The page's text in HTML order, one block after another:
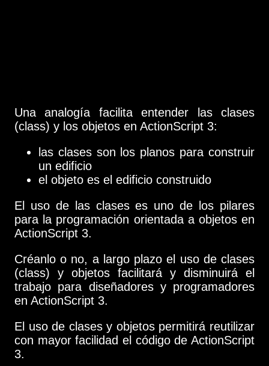
Una analogía facilita entender las clases
(class) y los objetos en ActionScript 3:
las clases son los planos para construir
un edificio
el objeto es el edificio construido
El uso de las clases es uno de los pilares
para la programación orientada a objetos en
ActionScript 3.
Créanlo o no, a largo plazo el uso de clases
(class) y objetos facilitará y disminuirá el
trabajo para diseñadores y programadores
en ActionScript 3.
El uso de clases y objetos permitirá reutilizar
con mayor facilidad el código de ActionScript
3.